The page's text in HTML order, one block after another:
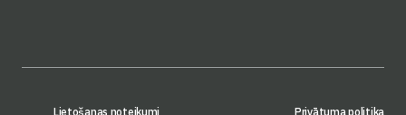
Lietošanas noteikumi Privātuma politika